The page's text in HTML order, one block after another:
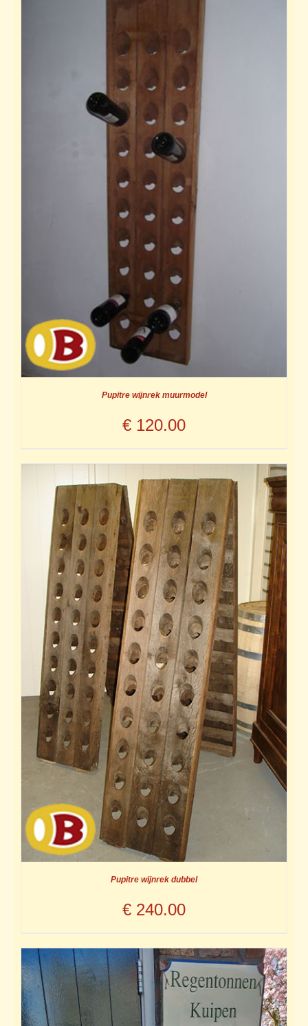
Pupitre wijnrek muurmodel
€ 120.00
Pupitre wijnrek dubbel
€ 240.00